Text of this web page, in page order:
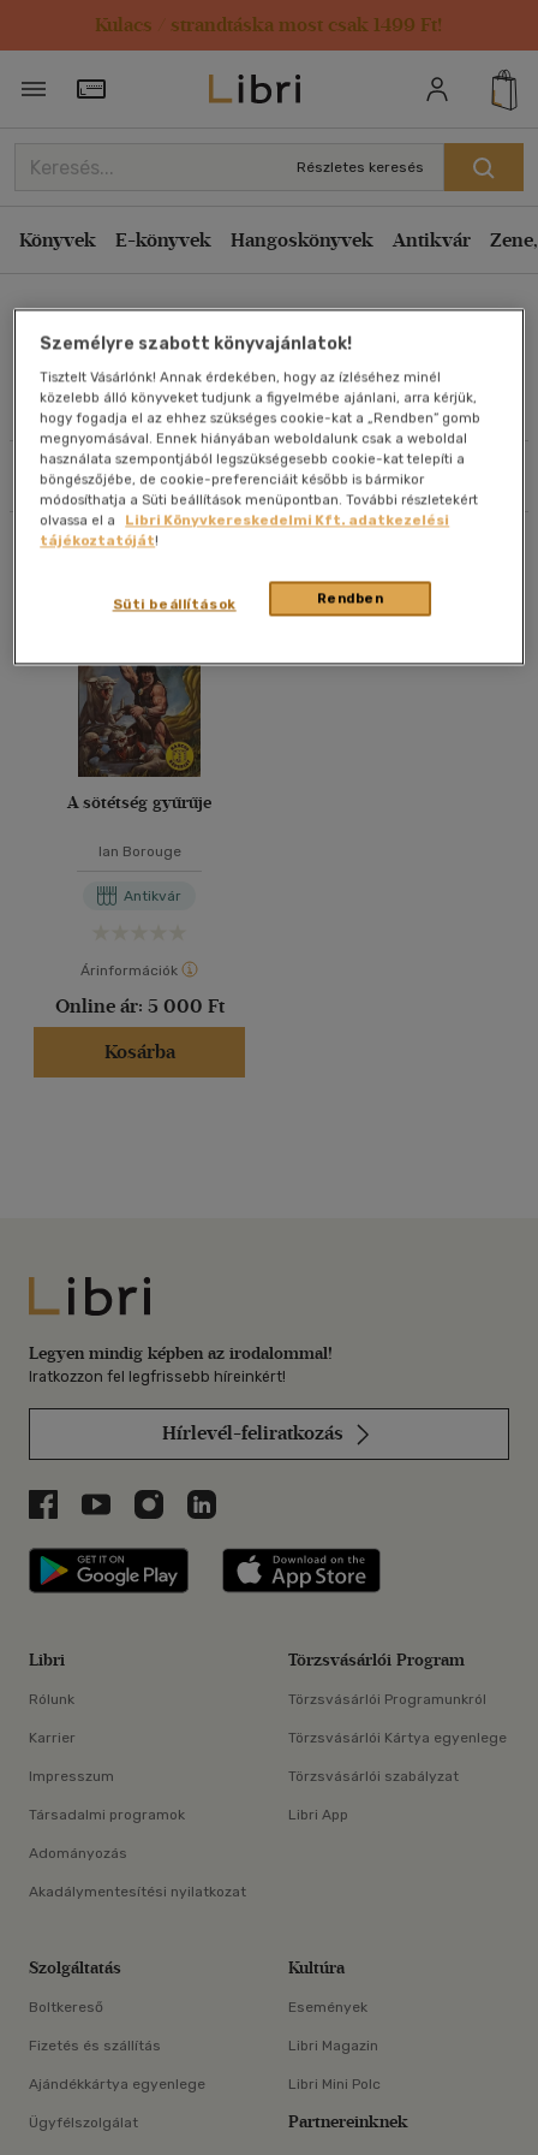
Kulacs / strandtáska most csak 1499 Ft!
Törzsvásárlói Kártya adatai
Részletes keresés
Könyvek E-könyvek Hangoskönyvek Antikvár
Ian Borouge
Művei
Szűrés Rendezés
Rendezés
Kiadás éve szerint csökkenő
Ár szerint csökkenő
Eladott darabszám szerint csökkenő
Eladott darabszám szerint növekvő
Cím szerint A-Z
Szerző szerint A-Z
Megjelenítés
20 db / oldal
Alkalmaz
A sötétség gyűrűje
Ian Borouge
Antikvár
Árinformációk
Online ár: 5 000 Ft
Kosárba
Libri
Legyen mindig képben az irodalommal!
Iratkozzon fel legfrissebb híreinkért!
Hírlevél-feliratkozás
Libri a Facebookon
Libri a Youtube-on
Libri az Instagramon
Libri a LinkedInen
Libri applikáció Szerezd meg: Google
Libri
Rólunk
Karrier
Impresszum
Társadalmi programok
Adományozás
Akadálymentesítési nyilatkozat
Törzsvásárlói Program
Törzsvásárlói Programunkról
Törzsvásárlói Kártya egyenlege
Törzsvásárlói szabályzat
Libri App
Szolgáltatás
Boltkereső
Fizetés és szállítás
Ajándékkártya egyenlege
Ügyfélszolgálat
Kultúra
Események
Libri Magazin
Libri Mini Polc
Partnereinknek
Személyre szabott könyvajánlatok!
Tisztelt Vásárlónk! Annak érdekében, hogy az ízléséhez minél
közelebb álló könyveket tudjunk a figyelmébe ajánlani, arra kérjük,
hogy fogadja el az ehhez szükséges cookie-kat a „Rendben” gomb
megnyomásával. Ennek hiányában weboldalunk csak a weboldal
használata szempontjából legszükségesebb cookie-kat telepíti a
böngészőjébe, de cookie-preferenciáit később is bármikor
módosíthatja a Süti beállítások menüpontban. További részletekért
olvassa el a
Libri Könyvkereskedelmi Kft. adatkezelési
tájékoztatóját!
Rendben
Süti beállítások